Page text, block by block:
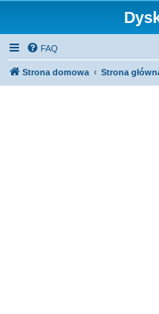
FAQ
Strona domowa Strona